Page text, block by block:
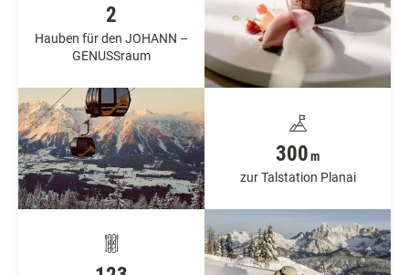
2
Hauben für den JOHANN –
GENUSSraum
300m
zur Talstation Planai